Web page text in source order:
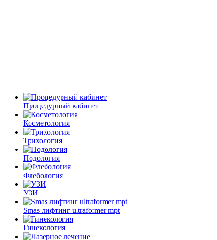
Процедурный кабинет
Косметология
Трихология
Подология
Флебология
УЗИ
Smas лифтинг ultraformer mpt
Гинекология